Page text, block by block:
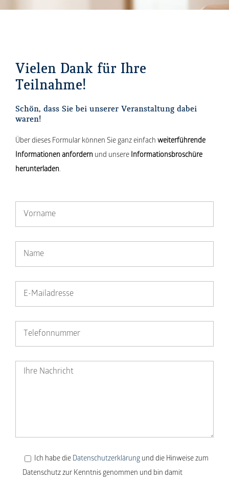
Vielen Dank für Ihre
Teilnahme!
Schön, dass Sie bei unserer Veranstaltung dabei
waren!
Über dieses Formular können Sie ganz einfach weiterführende
Informationen anfordernund unsere Informationsbroschüre
herunterladen.
Ich habe die Datenschutzerklärungund die Hinweise zum
Datenschutz zur Kenntnis genommen und bin damit